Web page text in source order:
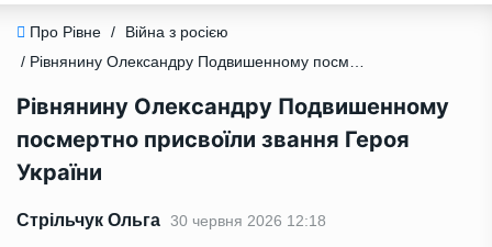
Про Рівне /
Війна з росією
/ Рівнянину Олександру Подвишенному посмертно присвоїли звання Героя України
Рівнянину Олександру Подвишенному
посмертно присвоїли звання Героя
України
Стрільчук Ольга 30 червня 2026 12:18